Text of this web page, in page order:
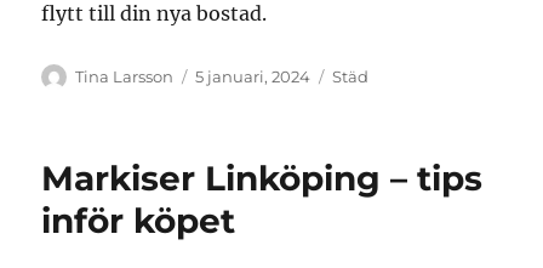
flytt till din nya bostad.
Författare
Tina Larsson
Publicerat
5 januari, 2024 Kategorier
Städ
Markiser Linköping – tips
inför köpet